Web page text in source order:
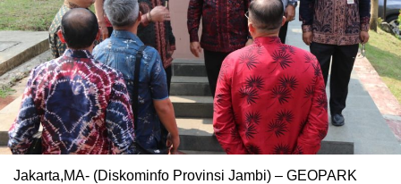
Jakarta,MA- (Diskominfo Provinsi Jambi) – GEOPARK